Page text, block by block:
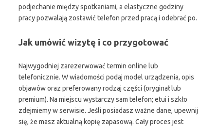
podjechanie między spotkaniami, a elastyczne godziny
pracy pozwalają zostawić telefon przed pracą i odebrać po.
Jak umówić wizytę i co przygotować
Najwygodniej zarezerwować termin online lub
telefonicznie. W wiadomości podaj model urządzenia, opis
objawów oraz preferowany rodzaj części (oryginał lub
premium). Na miejscu wystarczy sam telefon; etui i szkło
zdejmiemy w serwisie. Jeśli posiadasz ważne dane, upewnij
się, że masz aktualną kopię zapasową. Cały proces jest